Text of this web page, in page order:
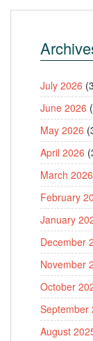
July 2026
June 2026
May 2026
April 2026
March 2026
February
January
December
November
October
September
August